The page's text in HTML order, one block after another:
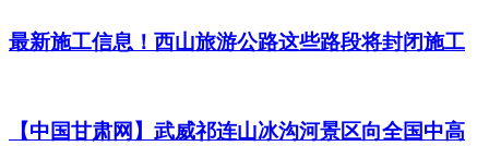
最新施工信息！西山旅游公路这些路段将封闭施工
【中国甘肃网】武威祁连山冰沟河景区向全国中高